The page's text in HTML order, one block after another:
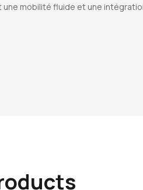
mobilité fluide et une